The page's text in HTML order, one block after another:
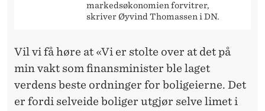
markedsøkonomien forvitrer,
skriver Øyvind Thomassen i DN.
Vil vi få høre at «Vi er stolte over at det på
min vakt som finansminister ble laget
verdens beste ordninger for boligeierne. Det
er fordi selveide boliger utgjør selve limet i